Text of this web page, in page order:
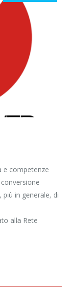
e competenze
più in generale, di
alla Rete